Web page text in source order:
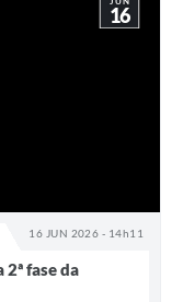
16 JUN 2026 - 14h11
16
fase da